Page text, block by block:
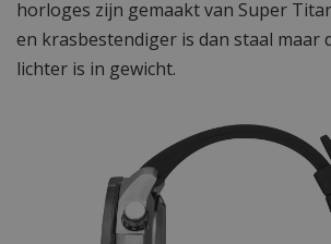
horloges zijn gemaakt van Super
en krasbestendiger is dan staal maar
lichter is in gewicht.